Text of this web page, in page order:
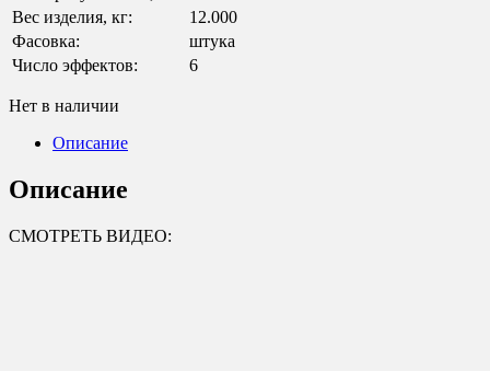
Вес изделия, кг:
12.000
Фасовка:
штука
Число эффектов:
6
Нет в наличии
Описание
Описание
СМОТРЕТЬ ВИДЕО: